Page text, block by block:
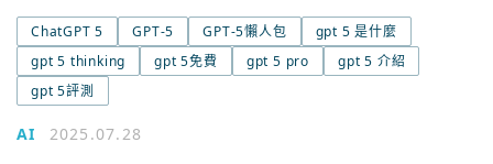
ChatGPT 5 GPT-5 GPT-5懶人包
gpt 5 是什麼
gpt 5 thinking
gpt 5免費 gpt 5 pro
gpt 5 介紹
gpt 5評測
AI 2025.07.28
今日熱門
Google
今日熱門